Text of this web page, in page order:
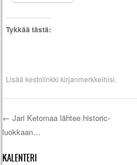
Tykkää tästä:
Lisääkestolinkki kirjanmerkkeihisi.
Artikkelien selaus
← Jari Ketomaa lähtee historic-
luokkaan…
KALENTERI